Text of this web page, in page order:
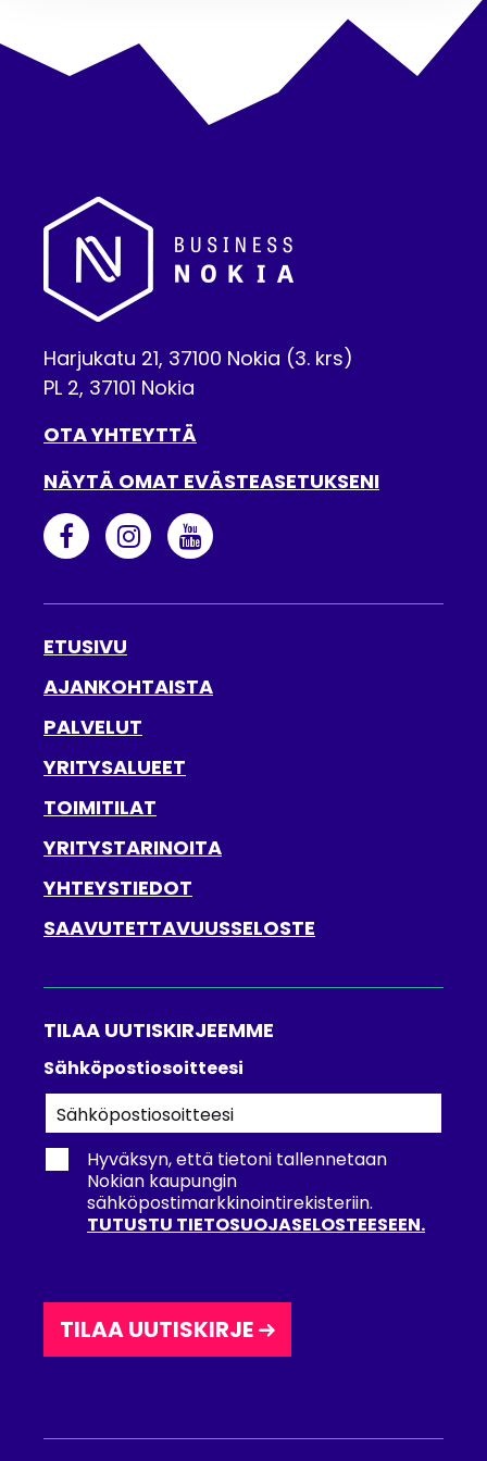
Harjukatu 21, 37100 Nokia (3. krs)
PL 2, 37101 Nokia
OTA YHTEYTTÄ
NÄYTÄ OMAT EVÄSTEASETUKSENI
BUSINESS NOKIA FACEBOOKISSA
NOKIAN KAUPUNKI
NOKIAN KAUPUNKI
ETUSIVU
AJANKOHTAISTA
PALVELUT
YRITYSALUEET
TOIMITILAT
YRITYSTARINOITA
YHTEYSTIEDOT
SAAVUTETTAVUUSSELOSTE
TILAA UUTISKIRJEEMME
Tilaa
uutiskirjeemme
Sähköpostiosoitteesi
Hyväksyn, että tietoni tallennetaan
Nokian kaupungin
sähköpostimarkkinointirekisteriin.
TUTUSTU TIETOSUOJASELOSTEESEEN.
TILAA UUTISKIRJE